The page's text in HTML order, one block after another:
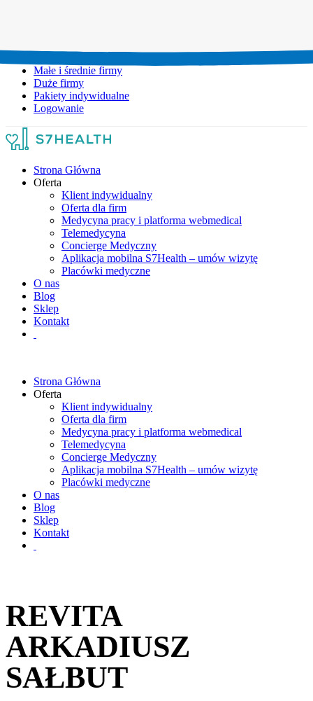
Małe i średnie firmy
Duże firmy
Pakiety indywidualne
Logowanie
Strona Główna
Oferta
Klient indywidualny
Oferta dla firm
Medycyna pracy i platforma webmedical
Telemedycyna
Concierge Medyczny
Aplikacja mobilna S7Health – umów wizytę
Placówki medyczne
O nas
Blog
Sklep
Kontakt
Strona Główna
Oferta
Klient indywidualny
Oferta dla firm
Medycyna pracy i platforma webmedical
Telemedycyna
Concierge Medyczny
Aplikacja mobilna S7Health – umów wizytę
Placówki medyczne
O nas
Blog
Sklep
Kontakt
REVITA
ARKADIUSZ
SAŁBUT